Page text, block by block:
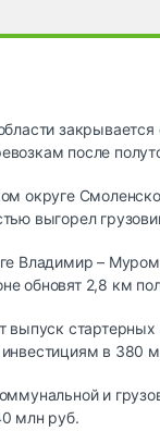
после
округе
выгорел
Владимир –
обновят 2,8 км
выпуск стартерных
инвестициям в 380
и
млн руб.